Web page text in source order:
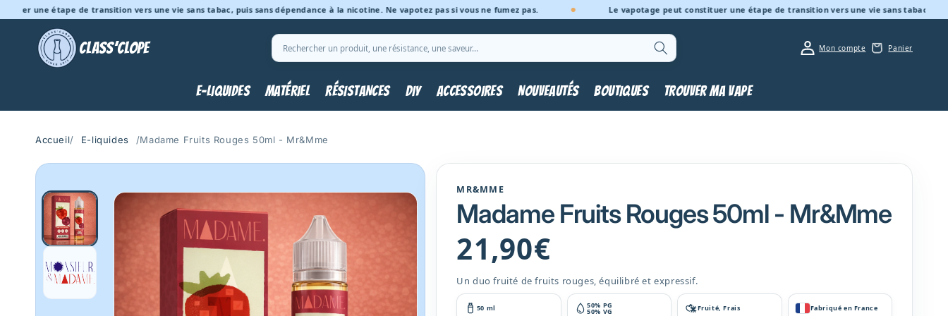
passer
contenu
étape de transition vers une vie sans tabac, puis sans dépendance à la nicotine. Ne vapotez pas si vous ne fumez pas. Le vapotage peut constituer une étape de transition vers une vie sans tabac, puis sans
CLASS’CLOPE Recherche
E-LIQUIDES MATÉRIEL RÉSISTANCES DIY ACCESSOIRES NOUVEAUTÉS BOUTIQUES TROUVER MA VAPE
Connexion
Mon compte Panier
Panier
Accueil/ E-liquides /Madame Fruits Rouges 50ml - Mr&Mme
Passer aux
informations
MR&MME
Madame Fruits Rouges 50ml - Mr&Mme
Prix
habituel
21,90€
Un duo fruité de fruits rouges, équilibré et expressif.
50 ml 50% PG
50% VG Fruité, Frais Fabriqué en France